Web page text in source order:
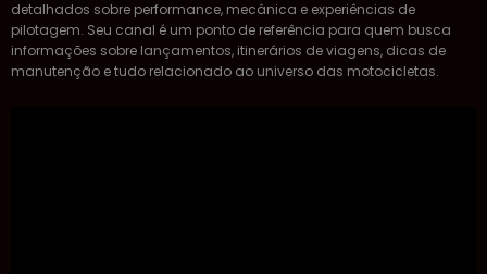
detalhados sobre performance, mecânica e experiências de
pilotagem. Seu canal é um ponto de referência para quem busca
informações sobre lançamentos, itinerários de viagens, dicas de
manutenção e tudo relacionado ao universo das motocicletas.